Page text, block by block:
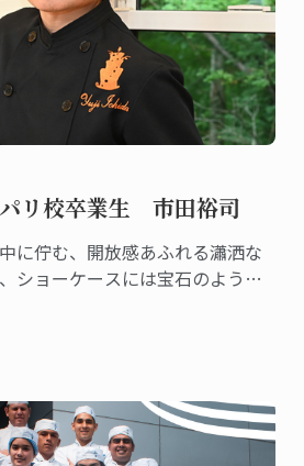
リ校卒業生 市田裕司
に佇む、開放感あふれる瀟洒な
ショーケースには宝石のように